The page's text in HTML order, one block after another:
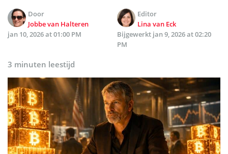
Door
Jobbe van Halteren
Editor
Lina van Eck
jan 10, 2026 at 01:00 PM
Bijgewerkt jan 9, 2026 at 02:20
PM
3 minuten leestijd